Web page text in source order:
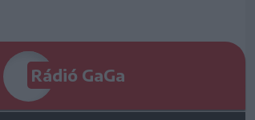
Rádió GaGa